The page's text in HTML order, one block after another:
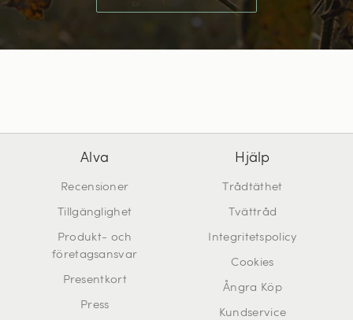
Alva
Recensioner
Tillgänglighet
Produkt- och
företagsansvar
Presentkort
Press
Hjälp
Trådtäthet
Tvättråd
Integritetspolicy
Cookies
Ångra Köp
Kundservice